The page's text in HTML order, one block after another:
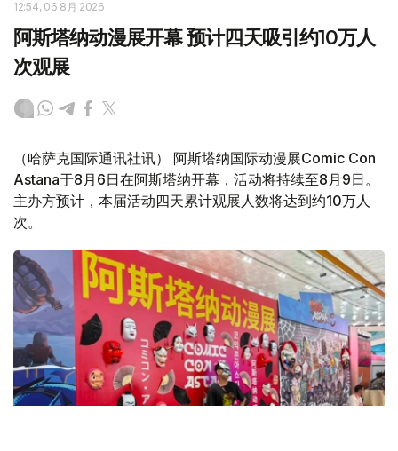
12:54, 06 8月 2026
阿斯塔纳动漫展开幕 预计四天吸引约10万人
次观展
（哈萨克国际通讯社讯） 阿斯塔纳国际动漫展Comic Con
Astana于8月6日在阿斯塔纳开幕，活动将持续至8月9日。
主办方预计，本届活动四天累计观展人数将达到约10万人
次。